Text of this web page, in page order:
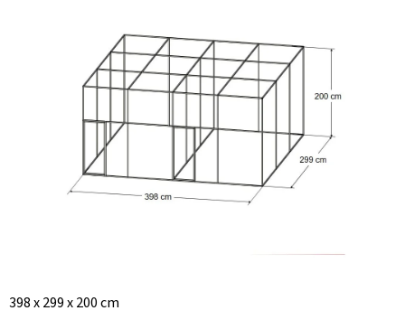
398 x 299 x 200 cm